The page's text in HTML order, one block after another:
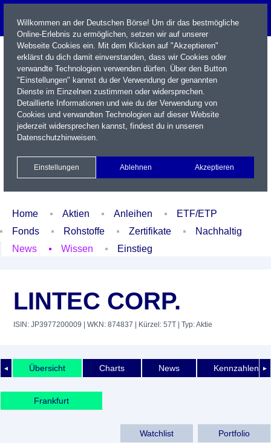
Name / WKN / ISIN / Kürzel
Xetra Realtime
Watchlist Portfolio Login
Home Aktien Anleihen
ETF/ETP
Fonds
Rohstoffe Zertifikate
Nachhaltig
News
Wissen Einstieg
LINTEC CORP.
ISIN: JP3977200009 | WKN: 874837 | Kürzel: 57T | Typ: Aktie
◄ ►
Übersicht Charts News Kennzahlen
Frankfurt
Watchlist Portfolio
Willkommen an der Deutschen Börse! Um dir das bestmögliche
Online-Erlebnis zu ermöglichen, setzen wir auf unserer
Webseite Cookies ein. Mit dem Klicken auf "Akzeptieren"
erklärst du dich damit einverstanden, dass wir Cookies oder
verwandte Technologien verwenden dürfen. Über den Button
"Einstellungen" kannst du der Verwendung der genannten
Dienste im Einzelnen zustimmen oder widersprechen.
Detaillierte Informationen und wie du der Verwendung von
Cookies und verwandten Technologien auf dieser Website
jederzeit widersprechen kannst, findest du in unseren
Datenschutzhinweisen.
Einstellungen Ablehnen Akzeptieren